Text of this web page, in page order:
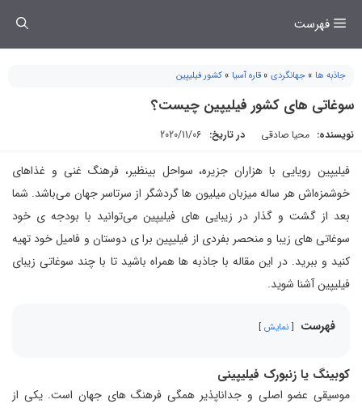
فهرست
جاذبه ها » جهانگردی » قاره آسیا » کشور فیلیپین
سوغاتی های کشور فیلیپین چیست؟
نویسنده: محیا صادقی در تاریخ: 2020/11/06
فیلیپین رویایی با هزاران جزیره، سواحل بینظیر، فرهنگ غنی و غذاهای
خوشمزه‌اش هر ساله میزبان میلیون ها گردشگر از سرتاسر جهان می‌باشد. شما
بعد از گشت و گذار در زیبایی های فیلیپین می‌توانید با بودجه ی خود
سوغاتی های زیبا و منحصر بفردی از فیلیپین برا ی دوستان و فامیل خود تهیه
کنید و ببرید. در این مقاله با جاذبه ها همراه باشید تا با چند سوغاتی زیبای
فیلیپین آشنا شوید.
فهرست نمایش
کوبینگ یا زنبورک فیلیپینی
موسیقی عضو اصلی و جداناپذیر همگی فرهنگ های جهان است. یکی از